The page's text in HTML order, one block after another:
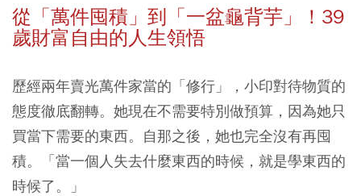
從「萬件囤積」到「一盆龜背芋」！39
歲財富自由的人生領悟
歷經兩年賣光萬件家當的「修行」，小印對待物質的
態度徹底翻轉。她現在不需要特別做預算，因為她只
買當下需要的東西。自那之後，她也完全沒有再囤
積。「當一個人失去什麼東西的時候，就是學東西的
時候了。」